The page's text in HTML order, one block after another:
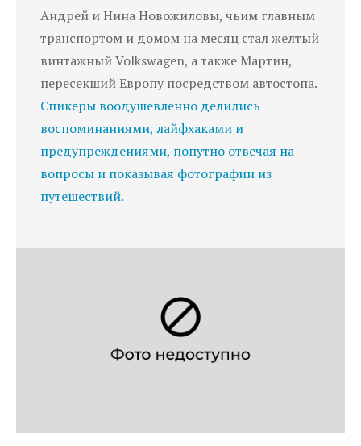
Андрей и Нина Новожиловы, чьим главным
транспортом и домом на месяц стал желтый
винтажный Volkswagen, а также Мартин,
пересекший Европу посредством автостопа.
Спикеры воодушевленно делились
воспоминаниями, лайфхаками и
предупреждениями, попутно отвечая на
вопросы и показывая фотографии из
путешествий.